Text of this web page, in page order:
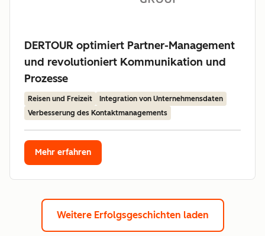
DERTOUR optimiert Partner-Management
und revolutioniert Kommunikation und
Prozesse
Reisen und Freizeit
Integration von Unternehmensdaten
Verbesserung des Kontaktmanagements
Mehr erfahren
Weitere Erfolgsgeschichten laden